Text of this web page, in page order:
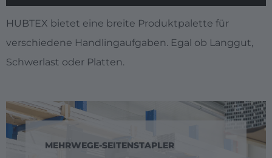
Mehr Informationen
Management Platform
HUBTEX bietet eine breite Produktpalette für
verschiedene Handlingaufgaben. Egal ob Langgut,
Schwerlast oder Platten.
MEHRWEGE-SEITENSTAPLER